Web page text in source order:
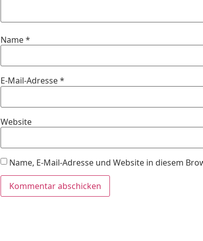
Name*
E-Mail-Adresse*
Website
Name, E-Mail-Adresse und Website in diesem